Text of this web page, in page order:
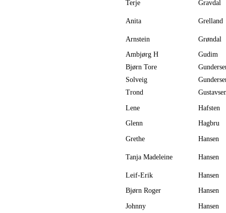
Terje Gravdal
Anita Grelland
Arnstein
Grøndal
Ambjørg H
Gudim
Bjørn Tore
Solveig
Trond
Lene
Hafsten
Glenn
Hagbru
Grethe Hansen
Tanja Madeleine Hansen
Leif-Erik
Hansen
Bjørn Roger
Hansen
Johnny Hansen